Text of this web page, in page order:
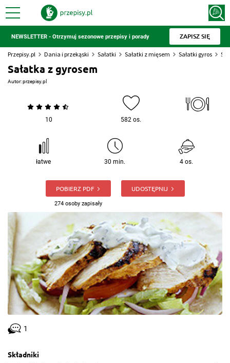
NEWSLETTER - Otrzymuj sezonowe przepisy i porady ZAPISZ SIĘ
Przepisy.pl Dania i przekąski Sałatki Sałatki z mięsem Sałatki gyros
Sałatka z gyrosem
Autor:przepisy.pl
10 582 os.
łatwe 30 min. 4 os.
POBIERZ PDF
274 osoby zapisały
UDOSTĘPNIJ
1
Składniki